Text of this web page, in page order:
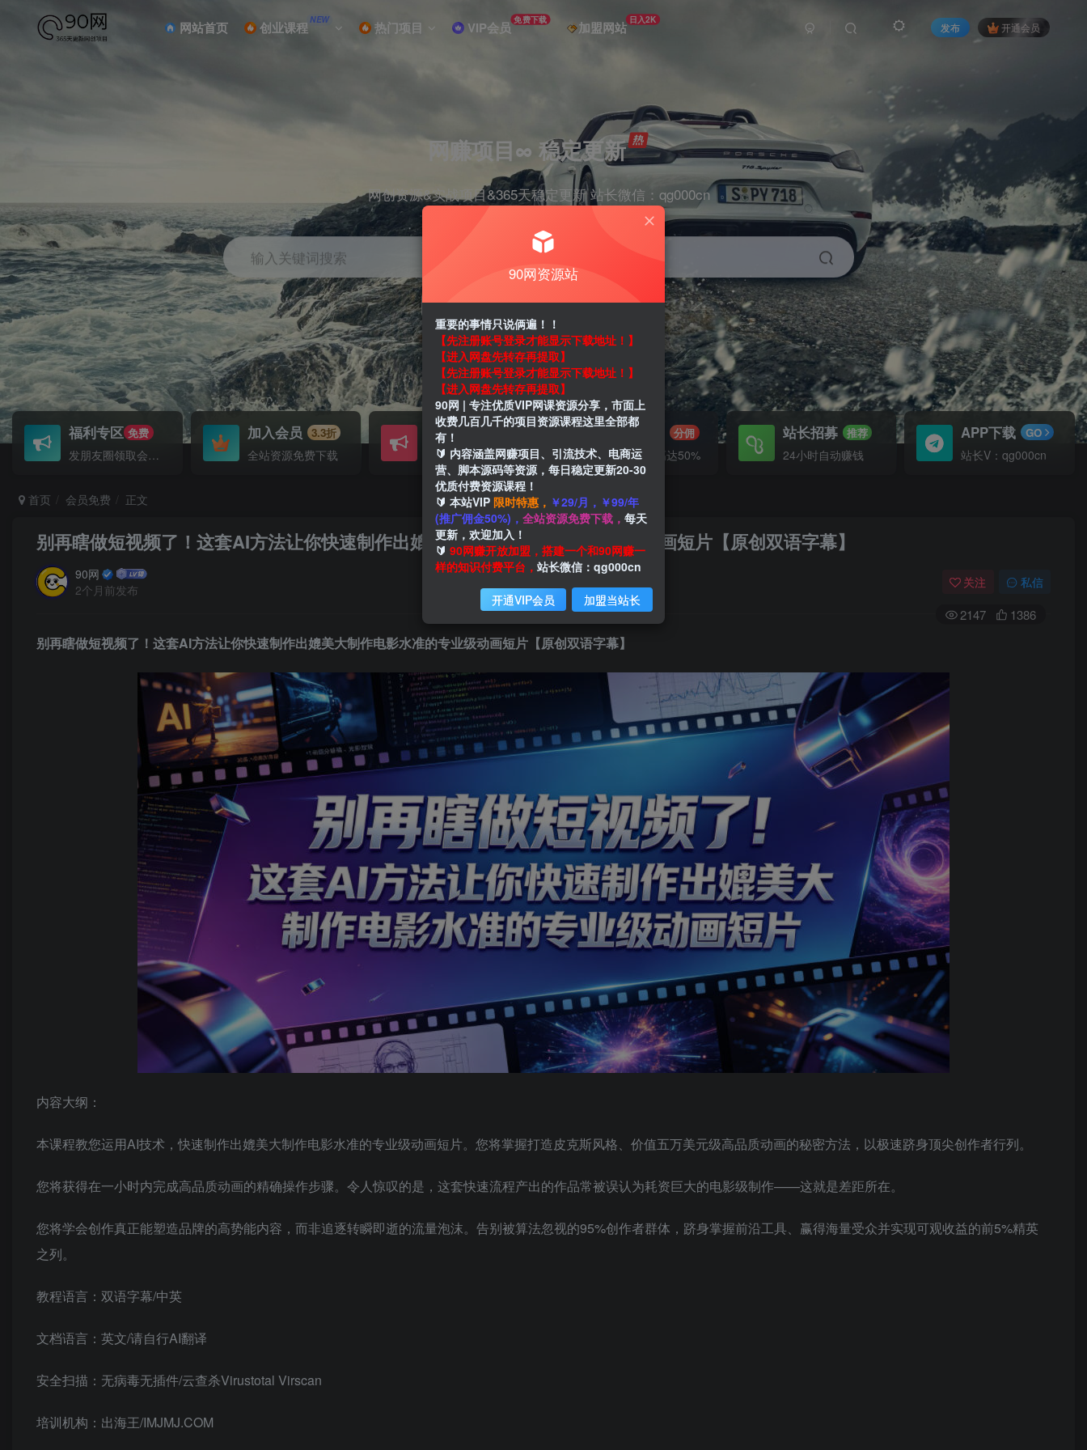
网站首页 创业课程NEW 热门项目 VIP会员 免费下载 加盟网站 日入2K
发布 开通会员
网赚项目∞ 稳定更新
网创资源&实战项目&365天稳定更新 站长微信：qg000cn
输入关键词搜索
项目 剪辑 抖音 引流 短视频 带货
福利专区 免费
发朋友圈领取会员！
加入会员 3.3折
全站资源免费下载
会员交流 群聊
研究探讨一手信息差
推广赚钱 分佣
推广返佣高达50%
站长招募 推荐
24小时自动赚钱
APP下载 GO
站长V：qg000cn
首页 会员免费 正文
别再瞎做短视频了！这套AI方法让你快速制作出媲美大制作电影水准的专业级动画短片【原创双语字幕】
90网
2个月前发布
关注 私信
2147 1386
别再瞎做短视频了！这套AI方法让你快速制作出媲美大制作电影水准的专业级动画短片【原创双语字幕】
内容大纲：
本课程教您运用AI技术，快速制作出媲美大制作电影水准的专业级动画短片。您将掌握打造皮克斯风格、价值五万美元级高品质动画的秘密方法，以极速跻身顶尖创作者行列。
您将获得在一小时内完成高品质动画的精确操作步骤。令人惊叹的是，这套快速流程产出的作品常被误认为耗资巨大的电影级制作——这就是差距所在。
您将学会创作真正能塑造品牌的高势能内容，而非追逐转瞬即逝的流量泡沫。告别被算法忽视的95%创作者群体，跻身掌握前沿工具、赢得海量受众并实现可观收益的前5%精英
之列。
教程语言：双语字幕/中英
文档语言：英文/请自行AI翻译
安全扫描：无病毒无插件/云查杀Virustotal Virscan
培训机构：出海王/IMJMJ.COM
90网资源站
重要的事情只说俩遍！！
【先注册账号登录才能显示下载地址！】
【进入网盘先转存再提取】
【先注册账号登录才能显示下载地址！】
【进入网盘先转存再提取】
90网 | 专注优质VIP网课资源分享，市面上
收费几百几千的项目资源课程这里全部都
有！
🔰 内容涵盖网赚项目、引流技术、电商运
营、脚本源码等资源，每日稳定更新20-30
优质付费资源课程！
🔰 本站VIP 限时特惠， ￥29/月，￥99/年
(推广佣金50%)， 全站资源免费下载， 每天
更新，欢迎加入！
🔰 90网赚开放加盟，搭建一个和90网赚一
样的知识付费平台， 站长微信：qg000cn
开通VIP会员 加盟当站长